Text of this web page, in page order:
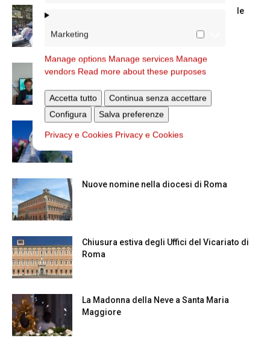
Marketing
Manage options Manage services Manage
vendors Read more about these purposes
Accetta tutto
Continua senza accettare
Configura
Salva preferenze
Privacy e Cookies Privacy e Cookies
Spin Time: la dichiarazione del cardinale
Scienze Applicate, la nuova proposta
diocesano a Lourdes
Nuove nomine nella diocesi di Roma
Chiusura estiva degli Uffici del Vicariato di
Roma
La Madonna della Neve a Santa Maria
Maggiore